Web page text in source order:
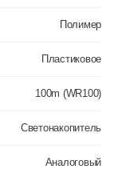
Полимер
Пластиковое
100m (WR100)
Светонакопитель
Аналоговый